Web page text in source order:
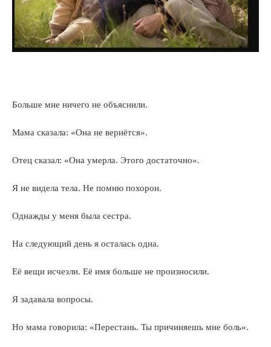
Больше мне ничего не объяснили.
Мама сказала: «Она не вернётся».
Отец сказал: «Она умерла. Этого достаточно».
Я не видела тела. Не помню похорон.
Однажды у меня была сестра.
На следующий день я осталась одна.
Её вещи исчезли. Её имя больше не произносили.
Я задавала вопросы.
Но мама говорила: «Перестань. Ты причиняешь мне боль».